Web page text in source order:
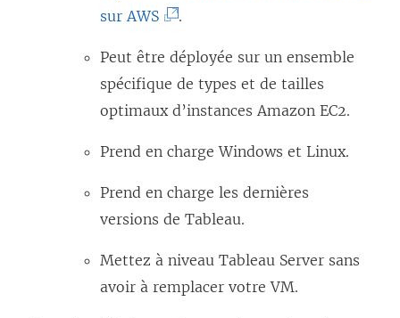
ê
r
e
)
n
n
o
u
v
l
l
e
f
r
d
a
n
s
n
e
n
o
sur AWS(
e
s
o
u
.
Peut être déployée sur un ensemble
spécifique de types et de tailles
optimaux d’instances Amazon EC2.
Prend en charge Windows et Linux.
Prend en charge les dernières
versions de Tableau.
Mettez à niveau Tableau Server sans
avoir à remplacer votre VM.